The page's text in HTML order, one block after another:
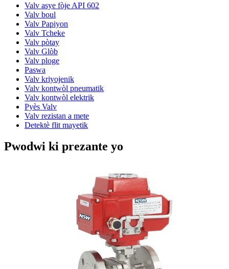
Valv asye fòje API 602
Valv boul
Valv Papiyon
Valv Tcheke
Valv pòtay
Valv Glòb
Valv ploge
Paswa
Valv kriyojenik
Valv kontwòl pneumatik
Valv kontwòl elektrik
Pyès Valv
Valv rezistan a mete
Detektè flit mayetik
Pwodwi ki prezante yo